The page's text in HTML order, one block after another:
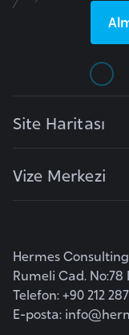
Site Haritası
Vize Merkezi
Hermes Consulting
Rumeli Cad. No:78
Telefon: +90 212 287
E-posta:
o
a
K
o
n
g